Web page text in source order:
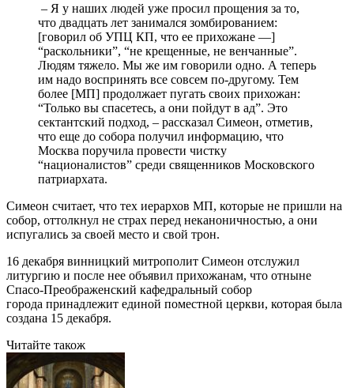
– Я у наших людей уже просил прощения за то,
что двадцать лет занимался зомбированием:
[говорил об УПЦ КП, что ее прихожане —]
“раскольники”, “не крещенные, не венчанные”.
Людям тяжело. Мы же им говорили одно. А теперь
им надо воспринять все совсем по-другому. Тем
более [МП] продолжает пугать своих прихожан:
“Только вы спасетесь, а они пойдут в ад”. Это
сектантский подход, – рассказал Симеон, отметив,
что еще до собора получил информацию, что
Москва поручила провести чистку
“националистов” среди священников Московского
патриархата.
Симеон считает, что тех иерархов МП, которые не пришли на
собор, оттолкнул не страх перед неканоничностью, а они
испугались за своей место и свой трон.
16 декабря винницкий митрополит Симеон отслужил
литургию и после нее объявил прихожанам, что отныне
Спасо-Преображенский кафедральный собор
города принадлежит единой поместной церкви, которая была
создана 15 декабря.
Читайте також